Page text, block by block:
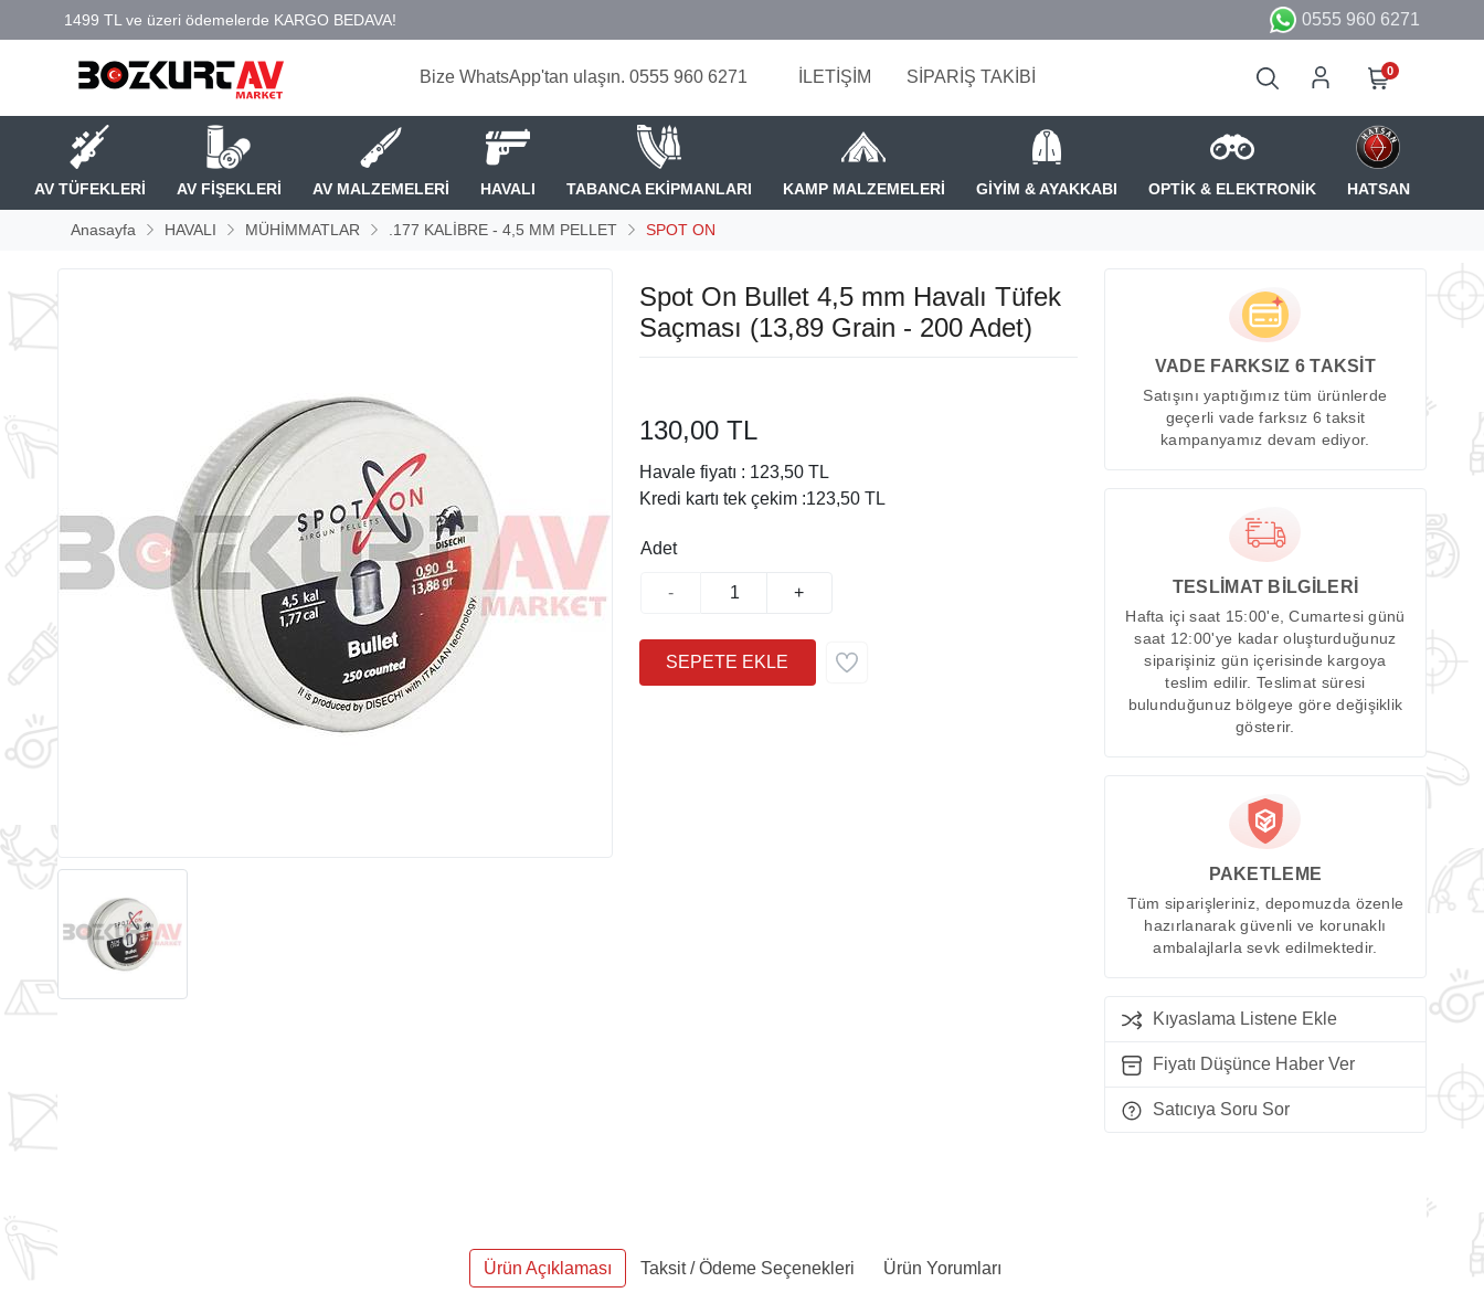
0555 960 6271
Bize WhatsApp'tan ulaşın. 0555 960 6271 İLETİŞİM SİPARİŞ TAKİBİ 0
AV TÜFEKLERİ AV FİŞEKLERİ AV MALZEMELERİ HAVALI TABANCA EKİPMANLARI KAMP MALZEMELERİ GİYİM & AYAKKABI OPTİK & ELEKTRONİK HATSAN
Anasayfa HAVALI MÜHİMMATLAR .177 KALİBRE - 4,5 MM PELLET SPOT ON
Spot On Bullet 4,5 mm Havalı Tüfek
Saçması (13,89 Grain - 200 Adet)
130,00 TL
Havale fiyatı : 123,50 TL
Kredi kartı tek çekim :123,50 TL
Adet
- +
VADE FARKSIZ 6 TAKSİT
Satışını yaptığımız tüm ürünlerde
geçerli vade farksız 6 taksit
kampanyamız devam ediyor.
TESLİMAT BİLGİLERİ
Hafta içi saat 15:00'e, Cumartesi günü
saat 12:00'ye kadar oluşturduğunuz
siparişiniz gün içerisinde kargoya
teslim edilir. Teslimat süresi
bulunduğunuz bölgeye göre değişiklik
gösterir.
PAKETLEME
Tüm siparişleriniz, depomuzda özenle
hazırlanarak güvenli ve korunaklı
ambalajlarla sevk edilmektedir.
Kıyaslama Listene Ekle
Fiyatı Düşünce Haber Ver
Satıcıya Soru Sor
Ürün Açıklaması Taksit / Ödeme Seçenekleri Ürün Yorumları